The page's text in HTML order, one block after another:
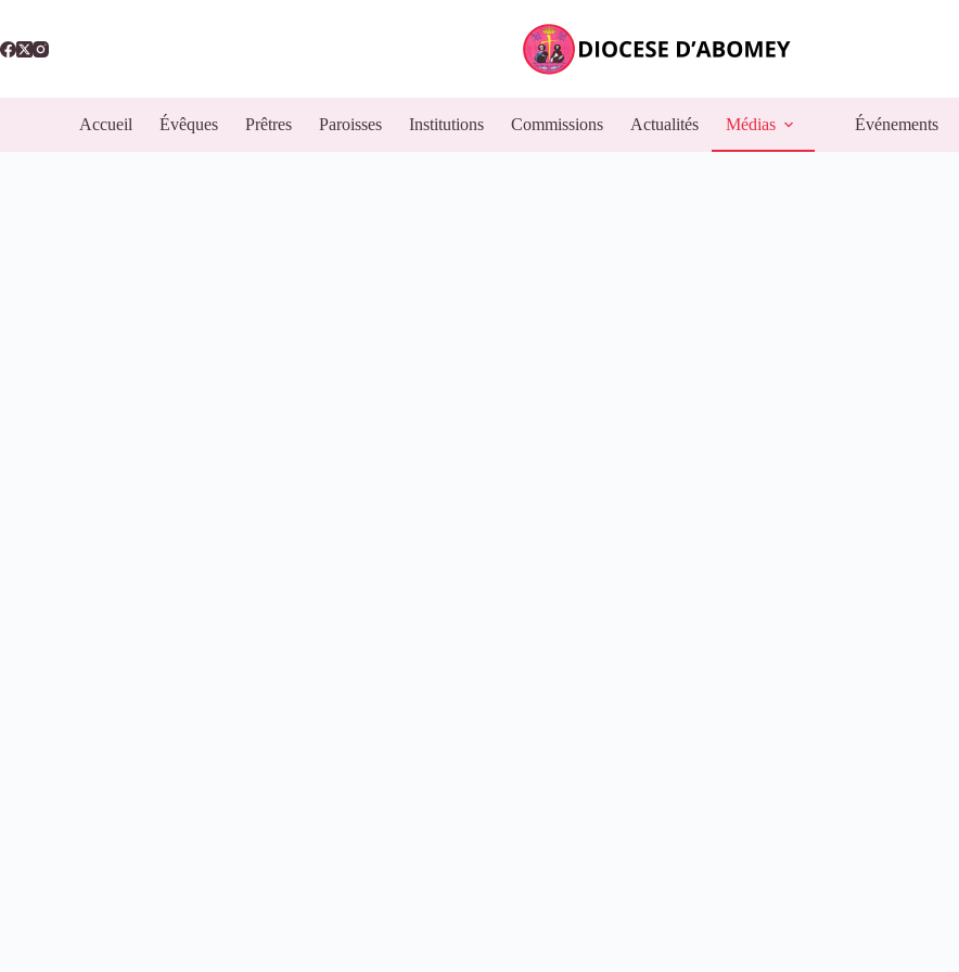
Accueil Évêques Prêtres Paroisses Institutions Commissions Actualités Médias Événements